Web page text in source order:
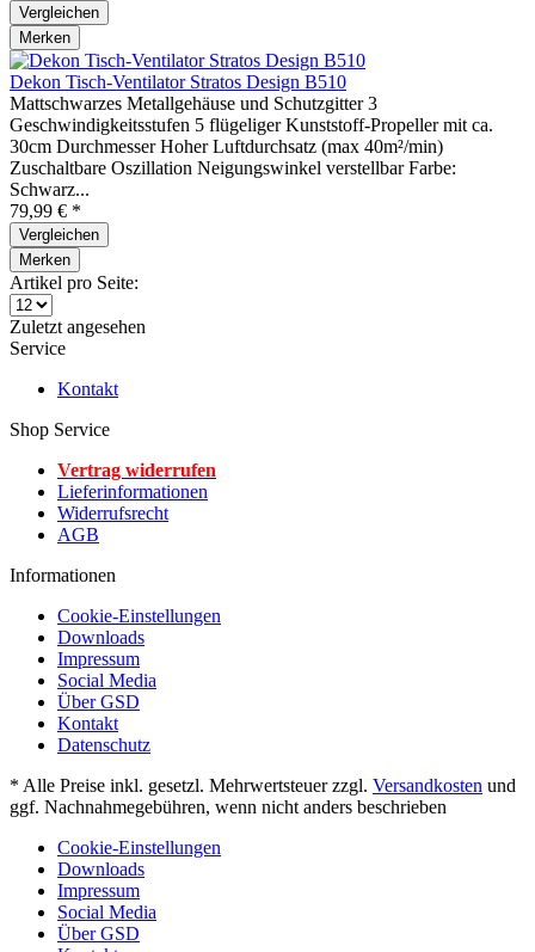
Vergleichen
Merken
Dekon Tisch-Ventilator Stratos Design B510
Mattschwarzes Metallgehäuse und Schutzgitter 3
Geschwindigkeitsstufen 5 flügeliger Kunststoff-Propeller mit ca.
30cm Durchmesser Hoher Luftdurchsatz (max 40m²/min)
Zuschaltbare Oszillation Neigungswinkel verstellbar Farbe:
Schwarz...
79,99 € *
Vergleichen
Merken
Artikel pro Seite:
Zuletzt angesehen
Service
Kontakt
Shop Service
Vertrag widerrufen
Lieferinformationen
Widerrufsrecht
AGB
Informationen
Cookie-Einstellungen
Downloads
Impressum
Social Media
Über GSD
Kontakt
Datenschutz
* Alle Preise inkl. gesetzl. Mehrwertsteuer zzgl. Versandkosten und
ggf. Nachnahmegebühren, wenn nicht anders beschrieben
Cookie-Einstellungen
Downloads
Impressum
Social Media
Über GSD